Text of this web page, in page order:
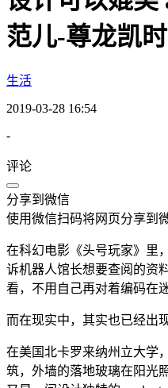
范儿-尊龙凯
生活
2019-03-28 16:54
-
评论
分享到微信
使用微信扫码将网页分享到
在科幻电影《头号玩家》里
诉机器人馆长想要查阅的资
看，不用自己再对着编码在
而在现实中，其实也已经出
在美国北卡罗来纳州立大学
筑，外墙的落地玻璃在阳光